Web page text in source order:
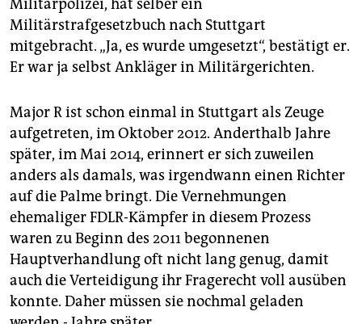
Militärpolizei, hat selber ein
Militärstrafgesetzbuch nach Stuttgart
mitgebracht. „Ja, es wurde umgesetzt“, bestätigt er.
Er war ja selbst Ankläger in Militärgerichten.
Major R ist schon einmal in Stuttgart als Zeuge
aufgetreten, im Oktober 2012. Anderthalb Jahre
später, im Mai 2014, erinnert er sich zuweilen
anders als damals, was irgendwann einen Richter
auf die Palme bringt. Die Vernehmungen
ehemaliger FDLR-Kämpfer in diesem Prozess
waren zu Beginn des 2011 begonnenen
Hauptverhandlung oft nicht lang genug, damit
auch die Verteidigung ihr Fragerecht voll ausüben
konnte. Daher müssen sie nochmal geladen